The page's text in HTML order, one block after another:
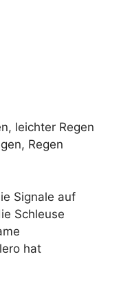
leichter Regen
Regen
Signale auf
Schleuse
hat